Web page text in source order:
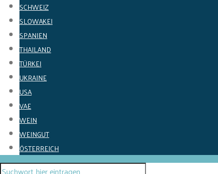
SCHWEIZ
SLOWAKEI
SPANIEN
THAILAND
TÜRKEI
UKRAINE
USA
VAE
WEIN
WEINGUT
ÖSTERREICH